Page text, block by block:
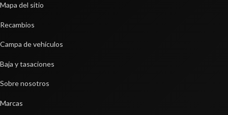
Mapa del sitio
Recambios
Campa de vehículos
Baja y tasaciones
Sobre nosotros
Marcas